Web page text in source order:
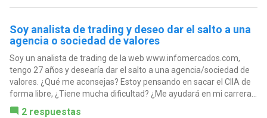
Soy analista de trading y deseo dar el salto a una
agencia o sociedad de valores
Soy un analista de trading de la web www.infomercados.com,
tengo 27 años y desearía dar el salto a una agencia/sociedad de
valores. ¿Qué me aconsejas? Estoy pensando en sacar el CIIA de
forma libre, ¿Tiene mucha dificultad? ¿Me ayudará en mi carrera...
2 respuestas